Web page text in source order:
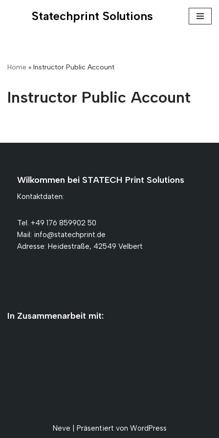
Statechprint Solutions
Home » Instructor Public Account
Instructor Public Account
Wilkommen bei STATECH Print Solutions
Kontaktdaten:
Tel. +49 176 859902 50
Mail: info@statechprint.de
Adresse: Heidestraße, 42549 Velbert
In Zusammenarbeit mit:
Neve | Präsentiert von WordPress